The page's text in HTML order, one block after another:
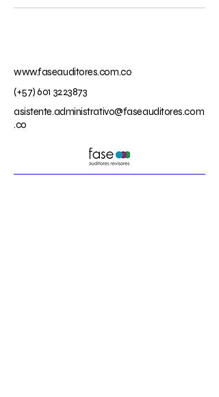
www.faseauditores.com.co
(+57)601 3223873
asistente.administrativo@faseauditores.com
.co